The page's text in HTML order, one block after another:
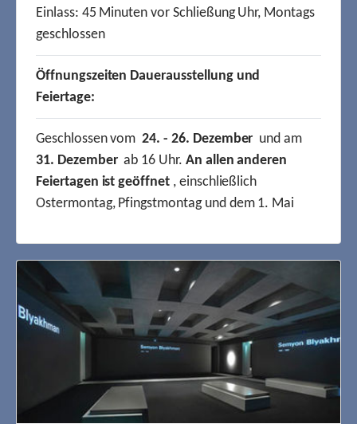
Einlass: 45 Minuten vor Schließung Uhr, Montags
geschlossen
Öffnungszeiten Dauerausstellung und
Feiertage:
Geschlossen vom24. - 26. Dezember und am
31. Dezemberab 16 Uhr. An allen anderen
Feiertagen ist geöffnet, einschließlich
Ostermontag, Pfingstmontag und dem 1. Mai